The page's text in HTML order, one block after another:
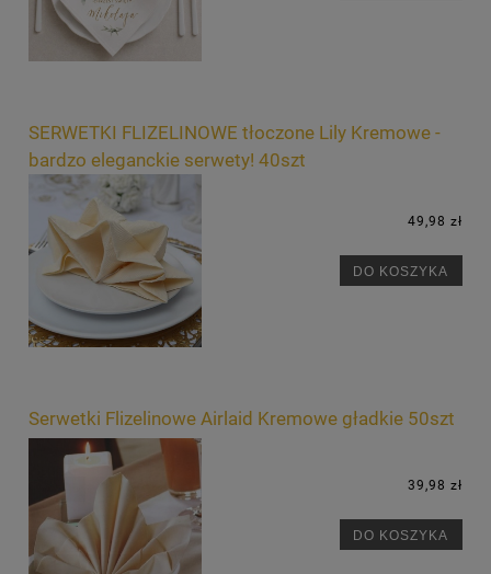
SERWETKI FLIZELINOWE tłoczone Lily Kremowe -
bardzo eleganckie serwety! 40szt
49,98 zł
DO KOSZYKA
Serwetki Flizelinowe Airlaid Kremowe gładkie 50szt
39,98 zł
DO KOSZYKA